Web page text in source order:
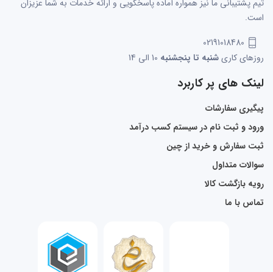
تیم پشتیبانی ما نیز همواره آماده پاسخگویی و ارائه خدمات به شما عزیزان
است.
02191018480
روزهای کاریشنبه تا پنجشنبه
لینک های پر کاربرد
پیگیری سفارشات
ورود و ثبت نام در سیستم کسب درآمد
ثبت سفارش و خرید از چین
سوالات متداول
رویه بازگشت کالا
تماس با ما